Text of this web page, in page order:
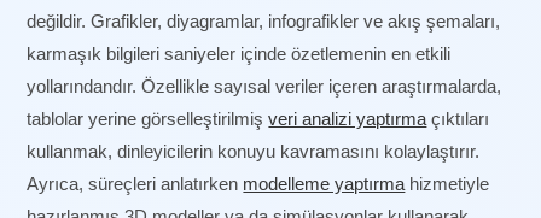
değildir. Grafikler, diyagramlar, infografikler ve akış şemaları,
karmaşık bilgileri saniyeler içinde özetlemenin en etkili
yollarındandır. Özellikle sayısal veriler içeren araştırmalarda,
tablolar yerine görselleştirilmişveri analizi yaptırma çıktıları
kullanmak, dinleyicilerin konuyu kavramasını kolaylaştırır.
Ayrıca, süreçleri anlatırken modelleme yaptırma hizmetiyle